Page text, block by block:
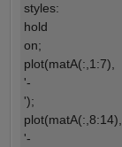
styles:
hold
on;
plot(matA(:,1:7),
'-
');
plot(matA(:,8:14),
'-